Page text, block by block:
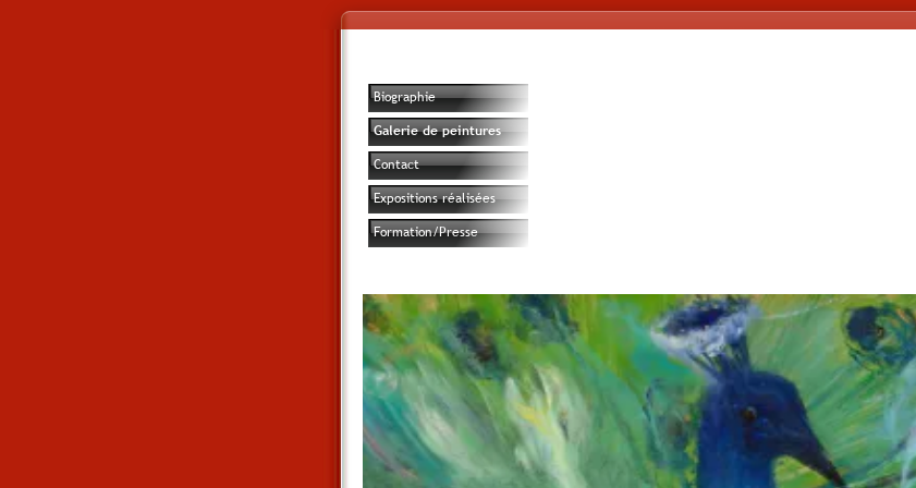
Biographie
Galerie de peintures
Contact
Expositions réalisées
Formation/Presse